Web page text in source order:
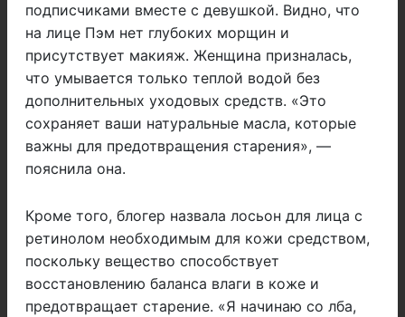
подписчиками вместе с девушкой. Видно, что
на лице Пэм нет глубоких морщин и
присутствует макияж. Женщина призналась,
что умывается только теплой водой без
дополнительных уходовых средств. «Это
сохраняет ваши натуральные масла, которые
важны для предотвращения старения», —
пояснила она.
Кроме того, блогер назвала лосьон для лица с
ретинолом необходимым для кожи средством,
поскольку вещество способствует
восстановлению баланса влаги в коже и
предотвращает старение. «Я начинаю со лба,